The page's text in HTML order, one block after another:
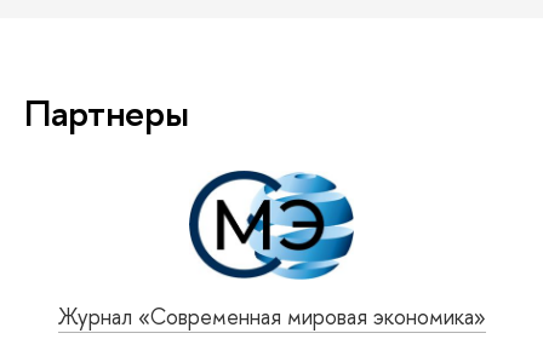
Партнеры
Журнал «Современная мировая экономика»